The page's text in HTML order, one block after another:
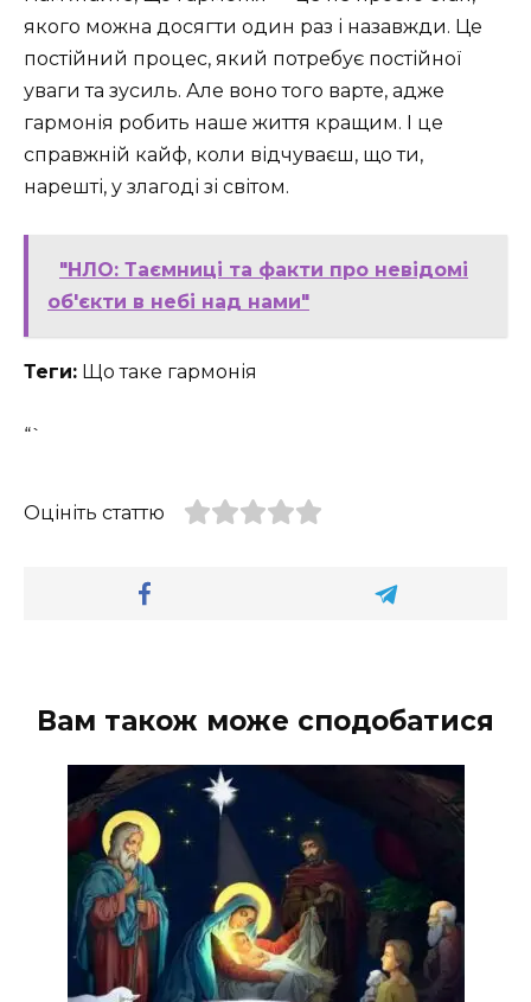
якого можна досягти один раз і назавжди. Це
постійний процес, який потребує постійної
уваги та зусиль. Але воно того варте, адже
гармонія робить наше життя кращим. І це
справжній кайф, коли відчуваєш, що ти,
нарешті, у злагоді зі світом.
"НЛО: Таємниці та факти про невідомі
об'єкти в небі над нами"
Теги: Що таке гармонія
“`
Оцініть статтю
Вам також може сподобатися